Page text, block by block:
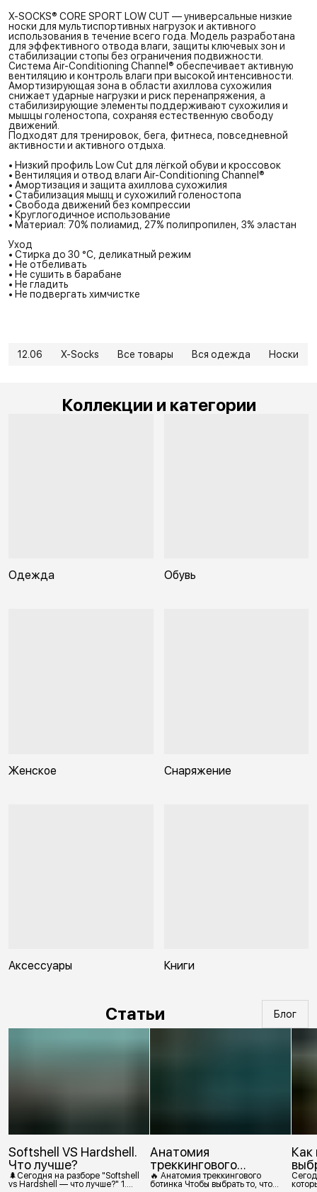
X-SOCKS® CORE SPORT LOW CUT — универсальные низкие
носки для мультиспортивных нагрузок и активного
использования в течение всего года. Модель разработана
для эффективного отвода влаги, защиты ключевых зон и
стабилизации стопы без ограничения подвижности.
Система Air-Conditioning Channel® обеспечивает активную
вентиляцию и контроль влаги при высокой интенсивности.
Амортизирующая зона в области ахиллова сухожилия
снижает ударные нагрузки и риск перенапряжения, а
стабилизирующие элементы поддерживают сухожилия и
мышцы голеностопа, сохраняя естественную свободу
движений.
Подходят для тренировок, бега, фитнеса, повседневной
активности и активного отдыха.
• Низкий профиль Low Cut для лёгкой обуви и кроссовок
• Вентиляция и отвод влаги Air-Conditioning Channel®
• Амортизация и защита ахиллова сухожилия
• Стабилизация мышц и сухожилий голеностопа
• Свобода движений без компрессии
• Круглогодичное использование
• Материал: 70% полиамид, 27% полипропилен, 3% эластан
Уход
• Стирка до 30 °C, деликатный режим
• Не отбеливать
• Не сушить в барабане
• Не гладить
• Не подвергать химчистке
12.06 X-Socks Все товары Вся одежда Носки
Коллекции и категории
Одежда Обувь
Женское Снаряжение
Аксессуары Книги
Статьи Блог
Softshell VS Hardshell.
Что лучше?
🌲Сегодня на разборе "Softshell
vs Hardshell — что лучше?" 1.
Анатомия
треккингового
ботинка
🔥 Анатомия треккингового
ботинка Чтобы выбрать то, что
Как